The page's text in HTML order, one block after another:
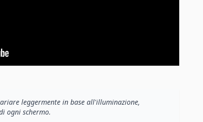
leggermente in base all'illuminazione,
ogni schermo.